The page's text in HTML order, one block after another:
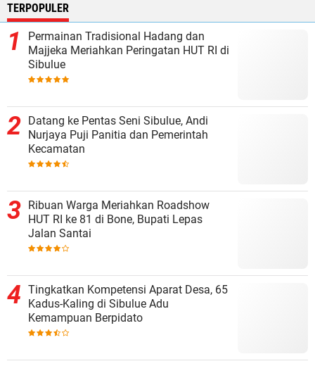
TERPOPULER
Permainan Tradisional Hadang dan
Majjeka Meriahkan Peringatan HUT RI di
Sibulue
Datang ke Pentas Seni Sibulue, Andi
Nurjaya Puji Panitia dan Pemerintah
Kecamatan
Ribuan Warga Meriahkan Roadshow
HUT RI ke 81 di Bone, Bupati Lepas
Jalan Santai
Tingkatkan Kompetensi Aparat Desa, 65
Kadus-Kaling di Sibulue Adu
Kemampuan Berpidato